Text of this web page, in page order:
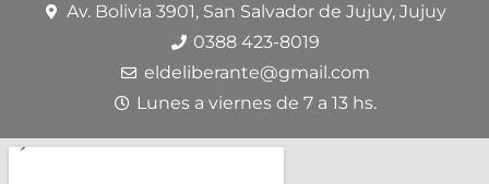
Av. Bolivia 3901, San Salvador de Jujuy, Jujuy
0388 423-8019
eldeliberante@gmail.com
Lunes a viernes de 7 a 13 hs.